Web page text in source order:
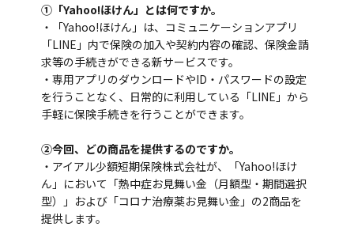
①「Yahoo!ほけん」とは何ですか。
・「Yahoo!ほけん」は、コミュニケーションアプリ
「LINE」内で保険の加入や契約内容の確認、保険金請
求等の手続きができる新サービスです。
・専用アプリのダウンロードやID・パスワードの設定
を行うことなく、日常的に利用している「LINE」から
手軽に保険手続きを行うことができます。
②今回、どの商品を提供するのですか。
・アイアル少額短期保険株式会社が、「Yahoo!ほけ
ん」において「熱中症お見舞い金（月額型・期間選択
型）」および「コロナ治療薬お見舞い金」の2商品を
提供します。